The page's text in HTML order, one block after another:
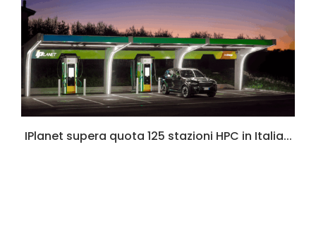
IPlanet supera quota 125 stazioni HPC in Italia...